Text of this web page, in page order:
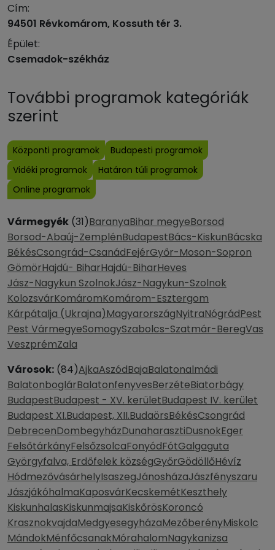
Cím:
94501 Révkomárom, Kossuth tér 3.
Épület:
Csemadok-székház
További programok kategóriák
szerint
Központi programok
Budapesti programok
Vidéki programok
Határon túli programok
Online programok
Vármegyék (31)BaranyaBihar megyeBorsod
Borsod-Abaúj-ZemplénBudapestBács-KiskunBácska
BékésCsongrád-CsanádFejérGyőr-Moson-Sopron
GömörHajdú- BiharHajdú-BiharHeves
Jász-Nagykun SzolnokJász-Nagykun-Szolnok
KolozsvárKomáromKomárom-Esztergom
Kárpátalja (Ukrajna)MagyarországNyitraNógrádPest
Pest VármegyeSomogySzabolcs-Szatmár-BeregVas
VeszprémZala
Városok: (84)AjkaAszódBajaBalatonalmádi
BalatonboglárBalatonfenyvesBerzéteBiatorbágy
BudapestBudapest - XV. kerületBudapest IV. kerület
Budapest XI.Budapest, XII.BudaörsBékésCsongrád
DebrecenDombegyházDunaharasztiDusnokEger
FelsőtárkányFelsőzsolcaFonyódFótGalgaguta
Györgyfalva, Erdőfelek községGyőrGödöllőHévíz
HódmezővásárhelyIsaszegJánosházaJászfényszaru
JászjákóhalmaKaposvárKecskemétKeszthely
KiskunhalasKiskunmajsaKiskőrösKoroncó
KrasznokvajdaMedgyesegyházaMezőberényMiskolc
MándokMénfőcsanakMórahalomNagykanizsa